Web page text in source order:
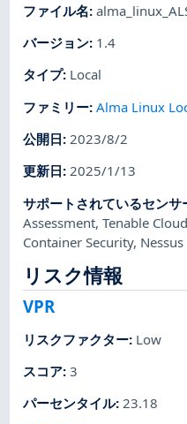
ファイル名:
バージョン: 1.4
タイプ: Local
ファミリー:Alma Linux
公開日:2023/8/2
更新日:2025/1/13
サポートされているセンサ
Assessment,Tenable
Container Security, Nessus
リスク情報
VPR
リスクファクター: Low
スコア:3
パーセンタイル:23.18